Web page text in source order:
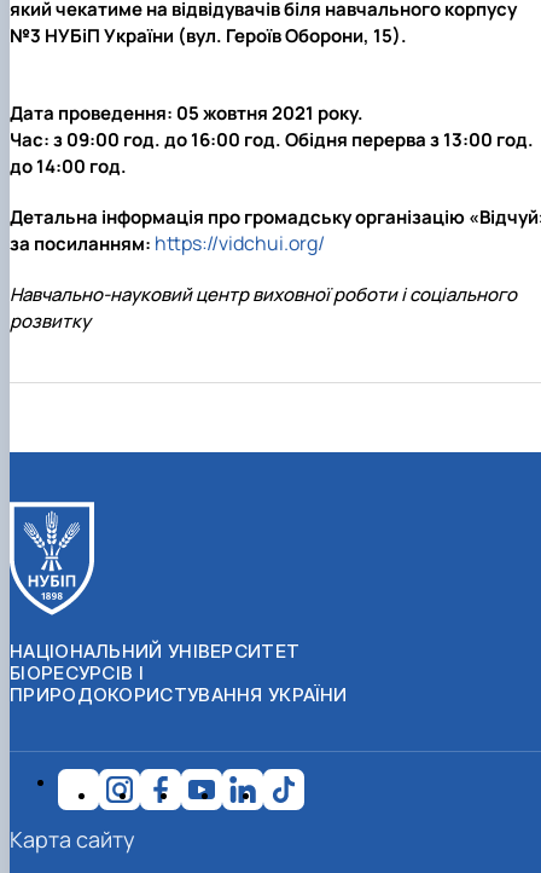
який чекатиме на відвідувачів біля навчального корпусу
№3 НУБіП України (вул. Героїв Оборони, 15).
Дата проведення: 05 жовтня 2021 року.
Час: з 09:00 год. до 16:00 год. Обідня перерва з 13:00 год.
до 14:00 год.
Детальна інформація про громадську організацію
за посиланням: https://vidchui.org/
Навчально-науковий центр виховної роботи і соціального
розвитку
НАЦІОНАЛЬНИЙ УНІВЕРСИТЕТ
БІОРЕСУРСІВ І
ПРИРОДОКОРИСТУВАННЯ УКРАЇНИ
Карта сайту